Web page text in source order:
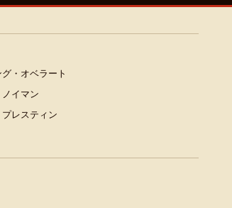
・オベラート
イマン
レスティン